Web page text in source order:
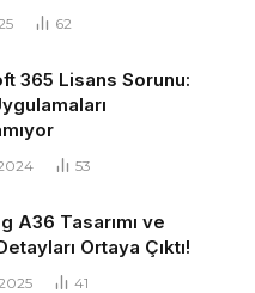
62
365 Lisans Sorunu:
53
A36 Tasarımı ve
Ortaya Çıktı!
41